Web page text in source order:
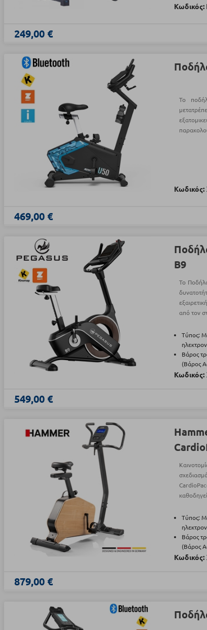
Κωδικός:
249,00 €
Το
Κωδικός:
469,00 €
B9
Το
από τον
Τύπος:
Βάρος
(Βάρος
Κωδικός:
549,00 €
Τύπος:
Βάρος
(Βάρος
Κωδικός:
879,00 €